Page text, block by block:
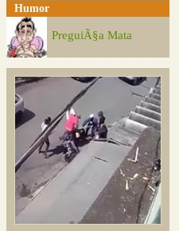
Humor
PreguiÃ§a Mata